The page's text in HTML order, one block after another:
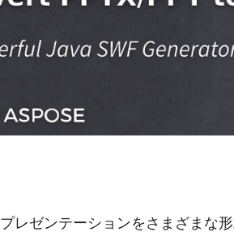
プレゼンテーションをさまざまな